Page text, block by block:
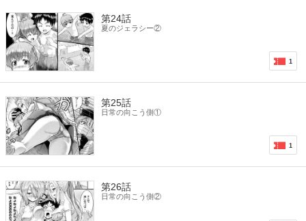
第24話
夏のジェラシー②
1
第25話
日常の向こう側①
1
第26話
日常の向こう側②